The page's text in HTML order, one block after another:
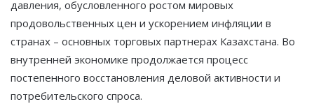
давления, обусловленного ростом мировых
продовольственных цен и ускорением инфляции в
странах – основных торговых партнерах Казахстана. Во
внутренней экономике продолжается процесс
постепенного восстановления деловой активности и
потребительского спроса.